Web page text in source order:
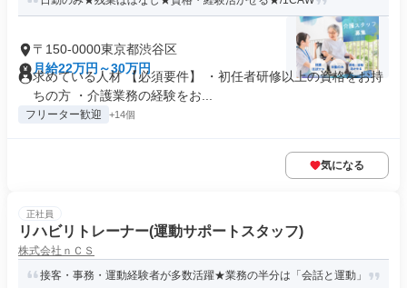
〒150-0000東京都渋谷区
月給22万円～30万円
求めている人材 【必須要件】 ・初任者研修以上の資格をお持
ちの方 ・介護業務の経験をお...
フリーター歓迎 +14個
気になる
正社員
リハビリトレーナー(運動サポートスタッフ)
株式会社ｎＣＳ
接客・事務・運動経験者が多数活躍★業務の半分は「会話と運動」